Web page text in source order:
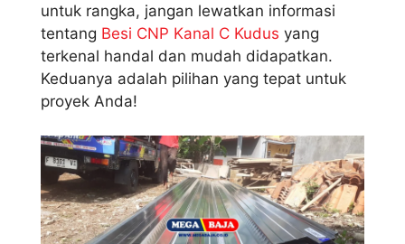
untuk rangka, jangan lewatkan informasi
tentang Besi CNP Kanal C Kudus yang
terkenal handal dan mudah didapatkan.
Keduanya adalah pilihan yang tepat untuk
proyek Anda!